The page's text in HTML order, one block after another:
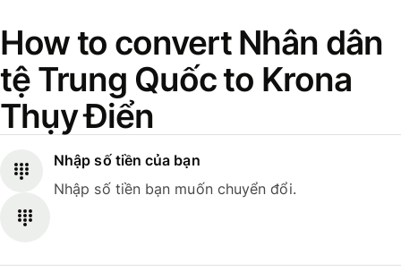
How to convert Nhân dân
tệ Trung Quốc to Krona
Thụy Điển
Nhập số tiền của bạn
Nhập số tiền bạn muốn chuyển đổi.